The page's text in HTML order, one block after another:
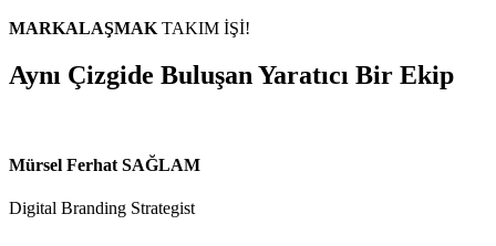
MARKALAŞMAK TAKIM İŞİ!
Aynı Çizgide Buluşan Yaratıcı Bir Ekip
Mürsel Ferhat SAĞLAM
Digital Branding Strategist